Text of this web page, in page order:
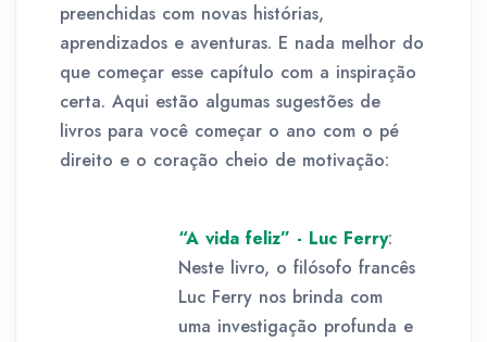
preenchidas com novas histórias,
aprendizados e aventuras. E nada melhor do
que começar esse capítulo com a inspiração
certa. Aqui estão algumas sugestões de
livros para você começar o ano com o pé
direito e o coração cheio de motivação:
“A vida feliz” - Luc Ferry:
Neste livro, o filósofo francês
Luc Ferry nos brinda com
uma investigação profunda e